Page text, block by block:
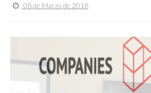
08 de Marzo de 2018